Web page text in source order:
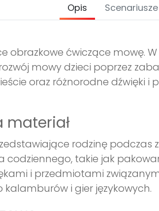
Opis
obrazkowe ćwiczące mowę.
mowy dzieci poprzez
oraz różnorodne dźwięki i
materiał
rodzinę podczas
codziennego, takie jak
i przedmiotami
kalamburów i gier językowych.